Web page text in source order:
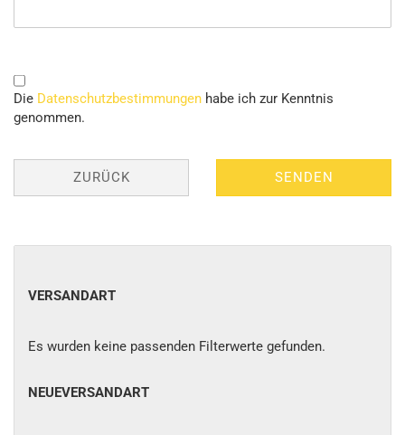
DATENSCHUTZBESTIMMUNGEN
Die Datenschutzbestimmungen habe ich zur Kenntnis
genommen.
ZURÜCK SENDEN
VERSANDART
VERSANDART
Es wurden keine passenden Filterwerte gefunden.
NEUEVERSANDART
NEUEVERSANDART